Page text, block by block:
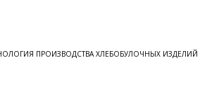
ПРОИЗВОДСТВА ХЛЕБОБУЛОЧНЫХ ИЗДЕЛИЙ